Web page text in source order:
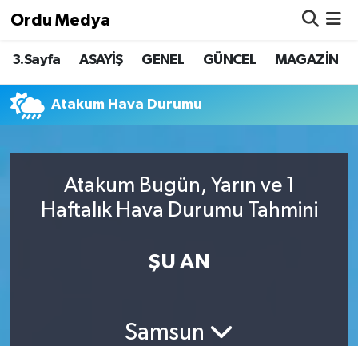
Ordu Medya
3.Sayfa ASAYİŞ GENEL GÜNCEL MAGAZİN
Atakum Hava Durumu
Atakum Bugün, Yarın ve 1
Haftalık Hava Durumu Tahmini
ŞU AN
Samsun
ASAYİŞ
Basketbol
Borsa
Nöbetçi Eczaneler
Hava Durumu
Trafik Durumu